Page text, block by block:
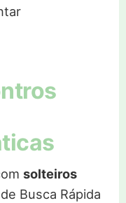
solteiros
Busca Rápida